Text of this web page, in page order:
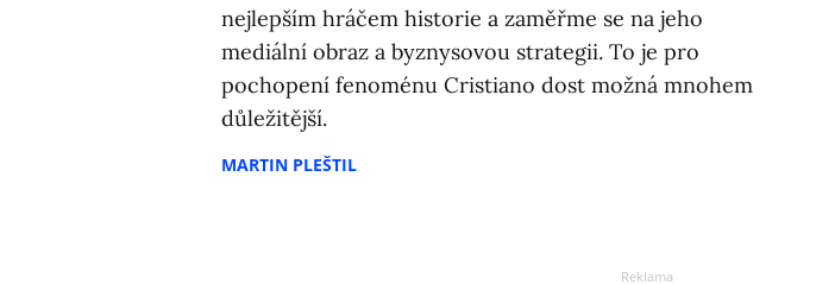
nejlepším hráčem historie a zaměřme se na jeho
mediální obraz a byznysovou strategii. To je pro
pochopení fenoménu Cristiano dost možná mnohem
důležitější.
MARTIN PLEŠTIL